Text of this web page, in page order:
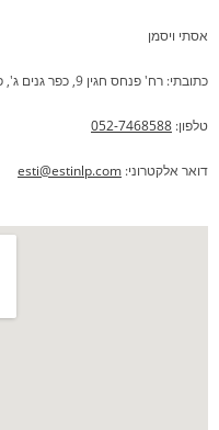
אסתי ויסמן
כתובתי: רח' פנחס חגין 9, כפר גנים ג', פתח תקווה
טלפון: 052-7468588
דואר אלקטרוני: esti@estinlp.com